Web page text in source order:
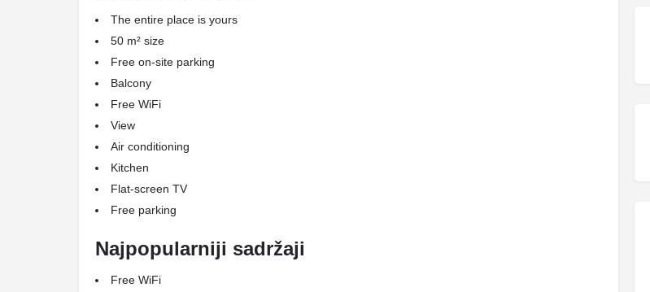
The entire place is yours
50 m² size
Free on-site parking
Balcony
Free WiFi
View
Air conditioning
Kitchen
Flat-screen TV
Free parking
Najpopularniji sadržaji
Free WiFi